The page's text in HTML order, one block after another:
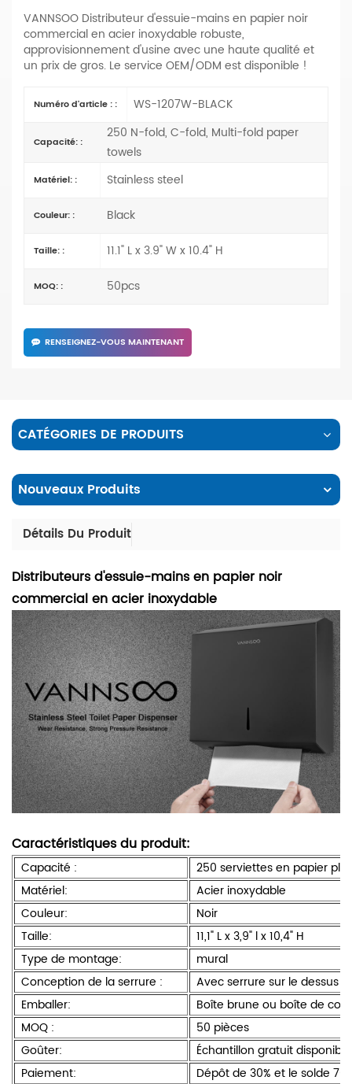
VANNSOO Distributeur d'essuie-mains en papier noir
commercial en acier inoxydable robuste,
approvisionnement d'usine avec une haute qualité et
un prix de gros. Le service OEM/ODM est disponible !
Numéro d'article : : WS-1207W-BLACK
Capacité: :
250 N-fold, C-fold, Multi-fold paper
towels
Matériel: : Stainless steel
Couleur: : Black
Taille: : 11.1" L x 3.9" W x 10.4" H
MOQ: : 50pcs
RENSEIGNEZ-VOUS MAINTENANT
CATÉGORIES DE PRODUITS
Nouveaux Produits
Détails Du Produit
Distributeurs d'essuie-mains en papier noir
commercial en acier inoxydable
Caractéristiques du produit:
Capacité :
250 serviettes en papier
Matériel:
Acier inoxydable
Couleur:
Noir
Taille:
11,1" L x 3,9" l x 10,4" H
Type de montage:
mural
Conception de la serrure :
Avec serrure sur le dessus
Emballer:
Boîte brune ou boîte de
MOQ :
50 pièces
Goûter:
Échantillon gratuit disponible
Paiement:
Dépôt de 30% et le solde